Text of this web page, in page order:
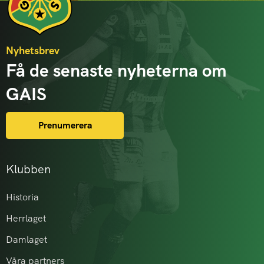
Klubben
Historia
Herrlaget
Damlaget
Våra partners
Nyhetsbrev
Få de senaste nyheterna om
GAIS
Prenumerera